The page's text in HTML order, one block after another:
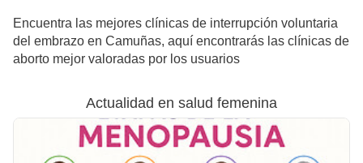
Encuentra las mejores clínicas de interrupción voluntaria
del embrazo en Camuñas, aquí encontrarás las clínicas de
aborto mejor valoradas por los usuarios
Actualidad en salud femenina